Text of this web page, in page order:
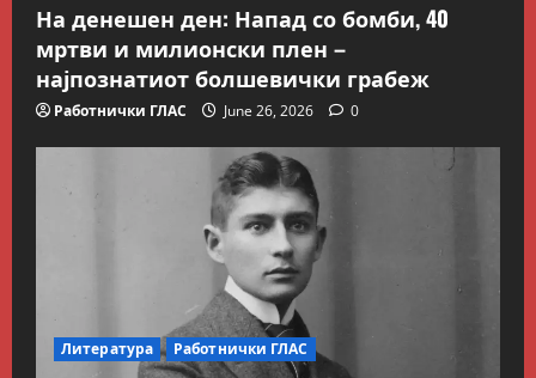
На денешен ден: Напад со бомби, 40
мртви и милионски плен –
најпознатиот болшевички грабеж
Работнички ГЛАС June 26, 2026 0
Литература Работнички ГЛАС
2
July 26, 2026 0
Вести Македонија
трае геноцидот во Газа,
вазалот Муцунски слави
„одлична соработка“ со
Гидеон Саар
July 18, 2026
4
Македонска Работничка Историја
Работнички ГЛАС
Говорот на Панко Брашнаров
на отварање на АСНОМ
July 13, 2026 0